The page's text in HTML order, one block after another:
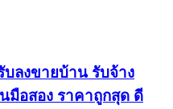
บลงขายบ้าน รับจ้าง
มือสอง ราคาถูกสุด ดี